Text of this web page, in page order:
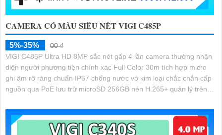
CAMERA CÓ MÀU SIÊU NÉT VIGI C485P
5%-35%
00 ₫
VIGI C485P Ultra HD 8MP sắc nét gấp 4 lần camera thường nhận
diện người phương tiện chính xác Full Color 30m tích hợp micro
ghi âm rõ ràng chuẩn IP67 chống nước vỏ kim loại chắc chắn cấp
nguồn qua PoE lưu trữ microSD 256GB nén H.265+ quản lý trên